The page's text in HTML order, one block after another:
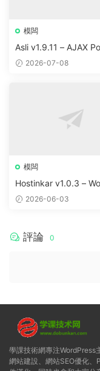
模闆
Asli v1.9.11 – AJAX
Elementor
2026-07-08
模闆
Hostinkar v1.0.3 –
s & WHMCS 主題
2026-06-03
評論 0
學課技術網專注WordPress
網站建設、網站SEO優化